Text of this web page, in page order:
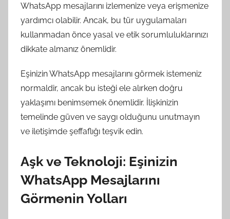
WhatsApp mesajlarını izlemenize veya erişmenize
yardımcı olabilir. Ancak, bu tür uygulamaları
kullanmadan önce yasal ve etik sorumluluklarınızı
dikkate almanız önemlidir.
Eşinizin WhatsApp mesajlarını görmek istemeniz
normaldir, ancak bu isteği ele alırken doğru
yaklaşımı benimsemek önemlidir. İlişkinizin
temelinde güven ve saygı olduğunu unutmayın
ve iletişimde şeffaflığı teşvik edin.
Aşk ve Teknoloji: Eşinizin
WhatsApp Mesajlarını
Görmenin Yolları